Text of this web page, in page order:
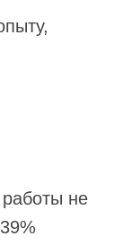
работы не